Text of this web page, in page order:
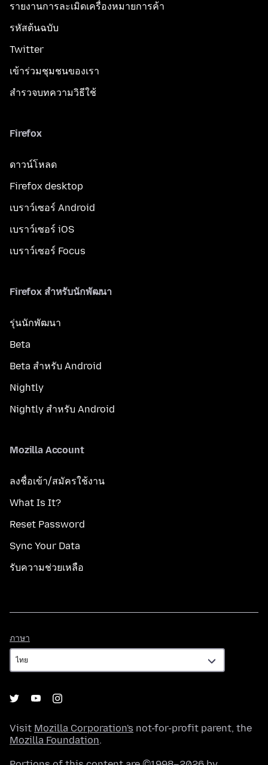
รายงานการละเมิดเครื่องหมายการค้า
รหัสต้นฉบับ
Twitter
เข้าร่วมชุมชนของเรา
สำรวจบทความวิธีใช้
Firefox
ดาวน์โหลด
Firefox desktop
เบราว์เซอร์ Android
เบราว์เซอร์ iOS
เบราว์เซอร์ Focus
Firefox สำหรับนักพัฒนา
รุ่นนักพัฒนา
Beta
Beta สำหรับ Android
Nightly
Nightly สำหรับ Android
Mozilla Account
ลงชื่อเข้า/สมัครใช้งาน
What Is It?
Reset Password
Sync Your Data
รับความช่วยเหลือ
ภาษา
Visit Mozilla Corporation's not-for-profit parent, the
Mozilla Foundation.